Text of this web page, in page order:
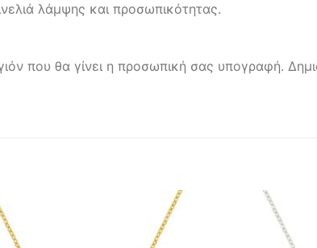
λάμψης και προσωπικότητας.
που θα γίνει η προσωπική σας υπογραφή.